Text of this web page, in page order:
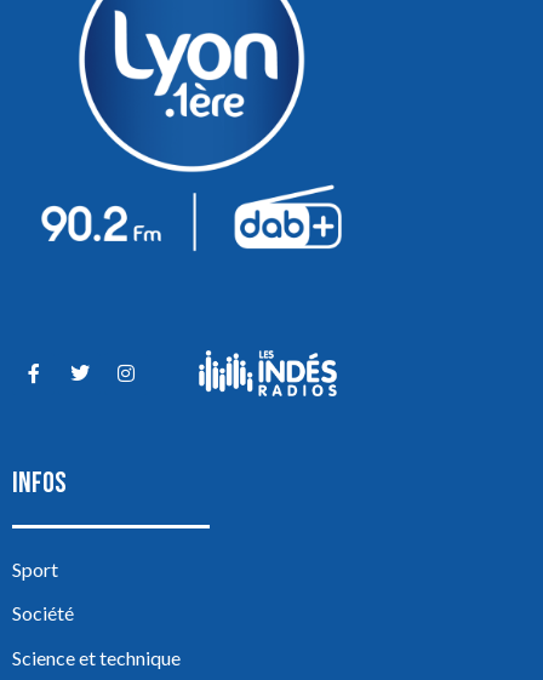
INFOS
Sport
Société
Science et technique